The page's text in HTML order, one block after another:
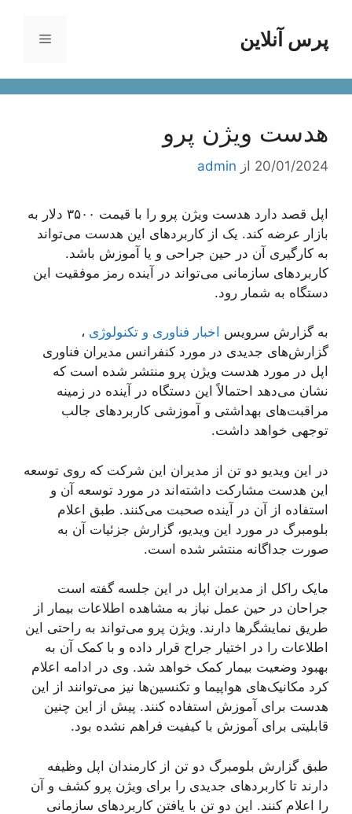
محتواپرس آنلاین فهرست
هدست ویژن پرو
20/01/2024 از admin
اپل قصد دارد هدست ویژن پرو را با قیمت ۳۵۰۰ دلار به
بازار عرضه کند. یک از کاربردهای این هدست می‌تواند
به کارگیری آن در حین جراحی و یا آموزش باشد.
کاربردهای سازمانی می‌تواند در آینده رمز موفقیت این
دستگاه به شمار رود.
به گزارش سرویس اخبار فناوری و تکنولوژی ،
گزارش‌های جدیدی در مورد کنفرانس مدیران فناوری
اپل در مورد هدست ویژن پرو منتشر شده است که
نشان می‌دهد احتمالاً این دستگاه در آینده در زمینه
مراقبت‌های بهداشتی و آموزشی کاربردهای جالب
توجهی خواهد داشت.
در این ویدیو دو تن از مدیران این شرکت که روی توسعه
این هدست مشارکت داشته‌اند در مورد توسعه آن و
استفاده از آن در آینده صحبت می‌کنند. طبق اعلام
بلومبرگ در مورد این ویدیو، گزارش جزئیات آن به
صورت جداگانه منتشر شده است.
مایک راکل از مدیران اپل در این جلسه گفته است
جراحان در حین عمل نیاز به مشاهده اطلاعات بیمار از
طریق نمایشگرها دارند. ویژن پرو می‌تواند به راحتی این
اطلاعات را در اختیار جراح قرار داده و با کمک آن به
بهبود وضعیت بیمار کمک خواهد شد. وی در ادامه اعلام
کرد مکانیک‌های هواپیما و تکنسین‌ها نیز می‌توانند از این
هدست برای آموزش استفاده کنند. پیش از این چنین
قابلیتی برای آموزش با کیفیت فراهم نشده بود.
طبق گزارش بلومبرگ دو تن از کارمندان اپل وظیفه
دارند تا کاربردهای جدیدی را برای ویژن پرو کشف و آن
را اعلام کنند. این دو تن با یافتن کاربردهای سازمانی